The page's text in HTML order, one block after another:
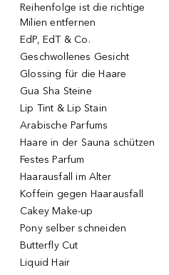
Reihenfolge ist die richtige
Milien entfernen
EdP, EdT & Co.
Geschwollenes Gesicht
Glossing für die Haare
Gua Sha Steine
Lip Tint & Lip Stain
Arabische Parfums
Haare in der Sauna schützen
Festes Parfum
Haarausfall im Alter
Koffein gegen Haarausfall
Cakey Make-up
Pony selber schneiden
Butterfly Cut
Liquid Hair